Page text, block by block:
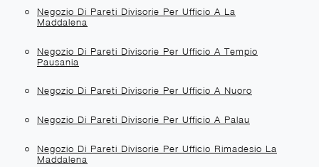
Negozio Di Pareti Divisorie Per Ufficio A La
Maddalena
Negozio Di Pareti Divisorie Per Ufficio A Tempio
Pausania
Negozio Di Pareti Divisorie Per Ufficio A Nuoro
Negozio Di Pareti Divisorie Per Ufficio A Palau
Negozio Di Pareti Divisorie Per Ufficio Rimadesio La
Maddalena